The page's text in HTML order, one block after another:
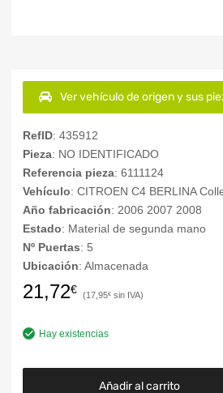
Ver vehículo de origen y sus
RefID: 435912
Pieza: NO IDENTIFICADO
Referencia pieza: 6111124
Vehículo: CITROEN C4 BERLINA
Año fabricación: 2006 2007 2008
Estado: Material de segunda mano
Nº Puertas: 5
Ubicación: Almacenada
21,72€ 17,95€
Hay existencias
Añadir al carrito